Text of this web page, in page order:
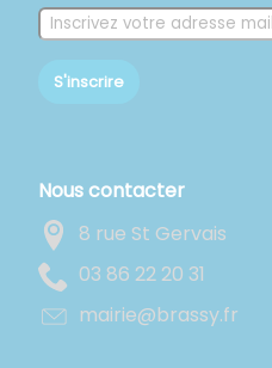
S'inscrire
Nous contacter
8 rue St Gervais
13 02 22 68 30
rf.yssarb@eiriam